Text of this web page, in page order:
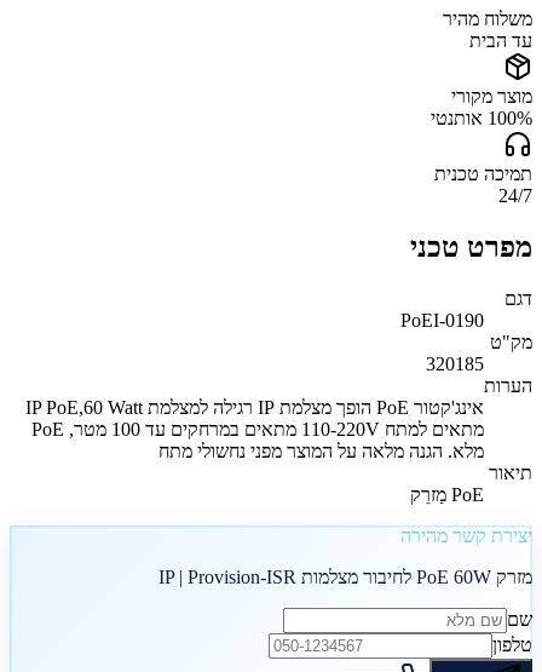
משלוח מהיר
עד הבית
מוצר מקורי
100% אותנטי
תמיכה טכנית
24/7
מפרט טכני
דגם
PoEI-0190
מק"ט
320185
הערות
אינג'קטור PoE הופך מצלמת IP רגילה למצלמת IP PoE,60 Watt
מתאים למתח 110-220V מתאים במרחקים עד 100 מטר, PoE
מלא. הגנה מלאה על המוצר מפני נחשולי מתח
תיאור
PoE מַזרֵק
יצירת קשר מהירה
מזרק PoE 60W לחיבור מצלמות IP | Provision-ISR
שם
טלפון